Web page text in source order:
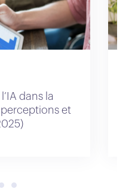
dans la
et